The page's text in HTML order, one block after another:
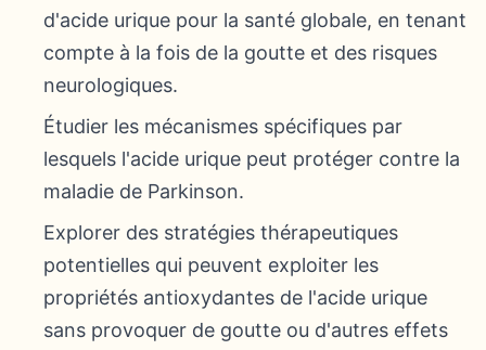
d'acide urique pour la santé globale, en tenant
compte à la fois de la goutte et des risques
neurologiques.
Étudier les mécanismes spécifiques par
lesquels l'acide urique peut protéger contre la
maladie de Parkinson.
Explorer des stratégies thérapeutiques
potentielles qui peuvent exploiter les
propriétés antioxydantes de l'acide urique
sans provoquer de goutte ou d'autres effets